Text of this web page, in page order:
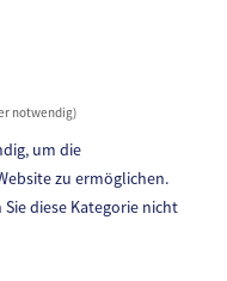
72 180
notwendig)
um die
zu ermöglichen.
diese Kategorie nicht